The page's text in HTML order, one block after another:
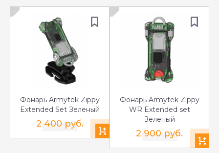
Фонарь Armytek Zippy
Extended Set Зеленый
2 400 руб.
Фонарь Armytek Zippy
WR Extended set
Зеленый
2 900 руб.